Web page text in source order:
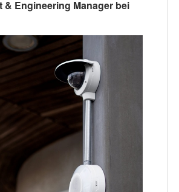
Engineering Manager bei